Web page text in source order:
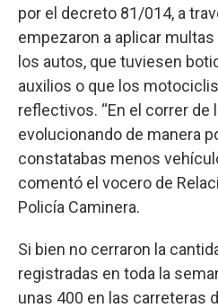
por el decreto 81/014, a
empezaron a aplicar multas
los autos, que tuviesen
auxilios o que los
reflectivos. “En el correr de
evolucionando de manera
constatabas menos
comentó el vocero de
Policía Caminera.
Si bien no cerraron la
registradas en toda la
unas 400 en las carreteras